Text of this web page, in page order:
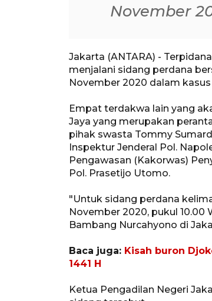
November
Jakarta (ANTARA) -
menjalani sidang perdana
November 2020 dalam
Empat terdakwa lain yang
Jaya yang merupakan
pihak swasta Tommy
Inspektur Jenderal Pol.
Pengawasan (Kakorwas)
Pol. Prasetijo Utomo.
"Untuk sidang perdana
November 2020, pukul 10.00
Bambang Nurcahyono di
Baca juga: Kisah buron
1441 H
Ketua Pengadilan Negeri